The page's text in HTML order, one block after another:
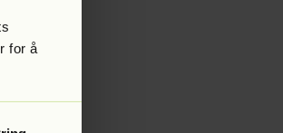
for å